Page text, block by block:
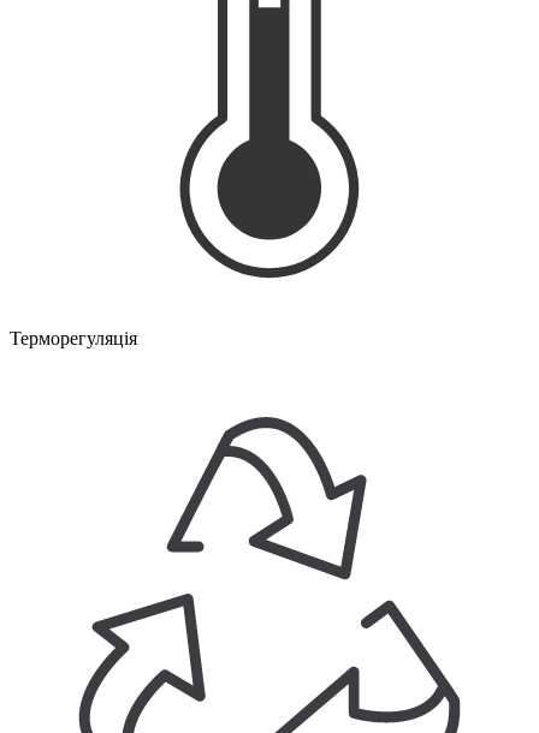
Терморегуляція